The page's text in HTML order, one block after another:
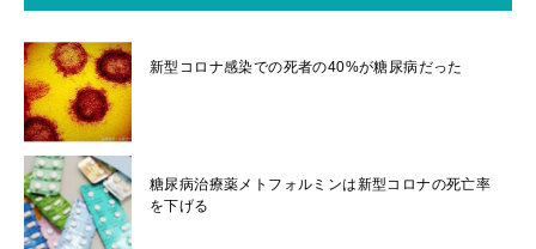
新型コロナ感染での死者の40%が糖尿病だった
糖尿病治療薬メトフォルミンは新型コロナの死亡率
を下げる